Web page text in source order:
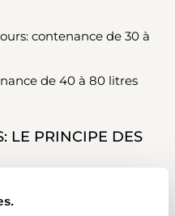
contenance de 30 à
de 40 à 80 litres
LE PRINCIPE DES
astucieux. Il suffit